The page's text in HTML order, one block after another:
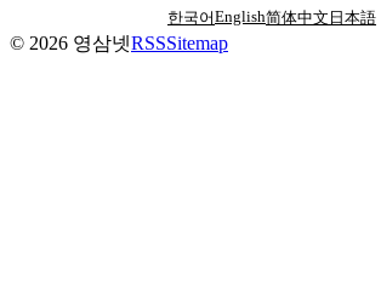
한국어English简体中文 日本語
© 2026 영삼넷RSSSitemap